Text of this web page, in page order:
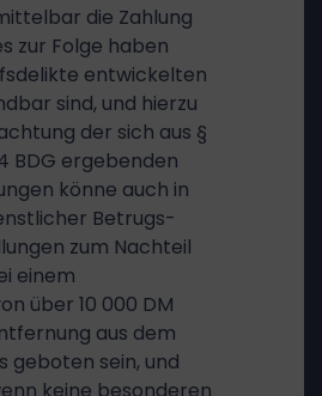
die Zahlung
zur Folge haben
entwickelten
sind, und hierzu
der sich aus §
BDG ergebenden
könne auch in
Betrugs-
zum Nachteil
einem
über 10 000 DM
aus dem
geboten sein, und